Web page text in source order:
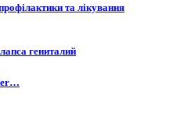
та лікування
гениталий